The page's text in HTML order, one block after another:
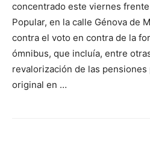
concentrado este viernes
Popular, en la calle Génova de
contra el voto en contra de la
ómnibus, que incluía, entre
revalorización de las
original en …